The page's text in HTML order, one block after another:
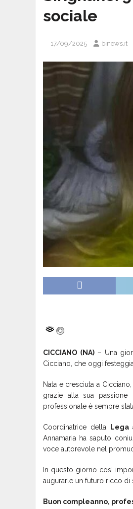
sociale
17/09/2025 binews.it
CICCIANO (NA)– Una
Cicciano, che oggi
Nata e cresciuta a
grazie alla sua passione
professionale è sempre
Coordinatrice della Lega
Annamaria ha saputo
voce autorevole nel
In questo giorno così
augurarle un futuro ricco di
Buon compleanno,